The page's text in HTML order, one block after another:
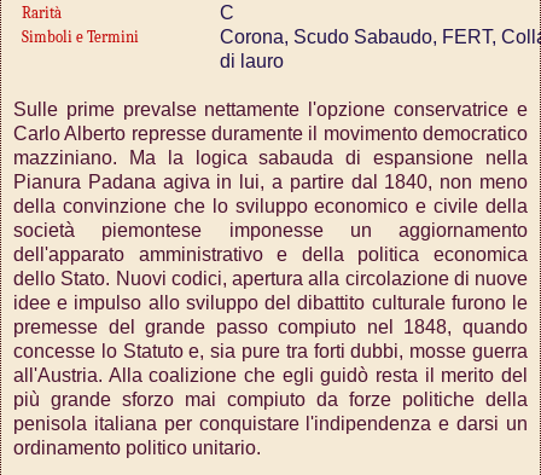
Rarità C
Simboli e Termini
Corona, Scudo Sabaudo, FERT,
di lauro
Sulle prime prevalse nettamente l'opzione conservatrice e
Carlo Alberto represse duramente il movimento democratico
mazziniano. Ma la logica sabauda di espansione nella
Pianura Padana agiva in lui, a partire dal 1840, non meno
della convinzione che lo sviluppo economico e civile della
società piemontese imponesse un aggiornamento
dell'apparato amministrativo e della politica economica
dello Stato. Nuovi codici, apertura alla circolazione di nuove
idee e impulso allo sviluppo del dibattito culturale furono le
premesse del grande passo compiuto nel 1848, quando
concesse lo Statuto e, sia pure tra forti dubbi, mosse guerra
all'Austria. Alla coalizione che egli guidò resta il merito del
più grande sforzo mai compiuto da forze politiche della
penisola italiana per conquistare l'indipendenza e darsi un
ordinamento politico unitario.